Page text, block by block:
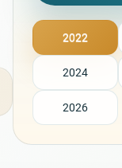
2022
2024
2026